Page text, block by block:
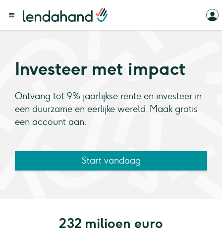
Investeer met impact
Ontvang tot 9% jaarlijkse rente en investeer in
een duurzame en eerlijke wereld. Maak gratis
een account aan.
Start vandaag
232 miljoen euro